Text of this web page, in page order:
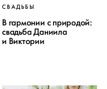
СВАДЬБЫ
В гармонии с природой:
свадьба Даниила
и Виктории